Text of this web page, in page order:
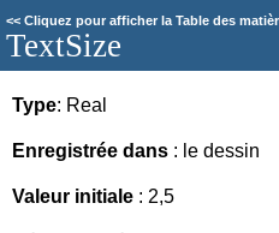
<< Cliquez pour afficher la Table des
TextSize
Type: Real
Enregistrée dans : le dessin
Valeur initiale : 2,5